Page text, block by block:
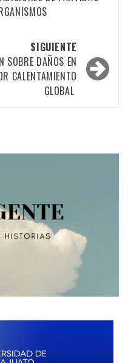
SIGUIENTE
SOBRE DAÑOS EN
CALENTAMIENTO
GLOBAL